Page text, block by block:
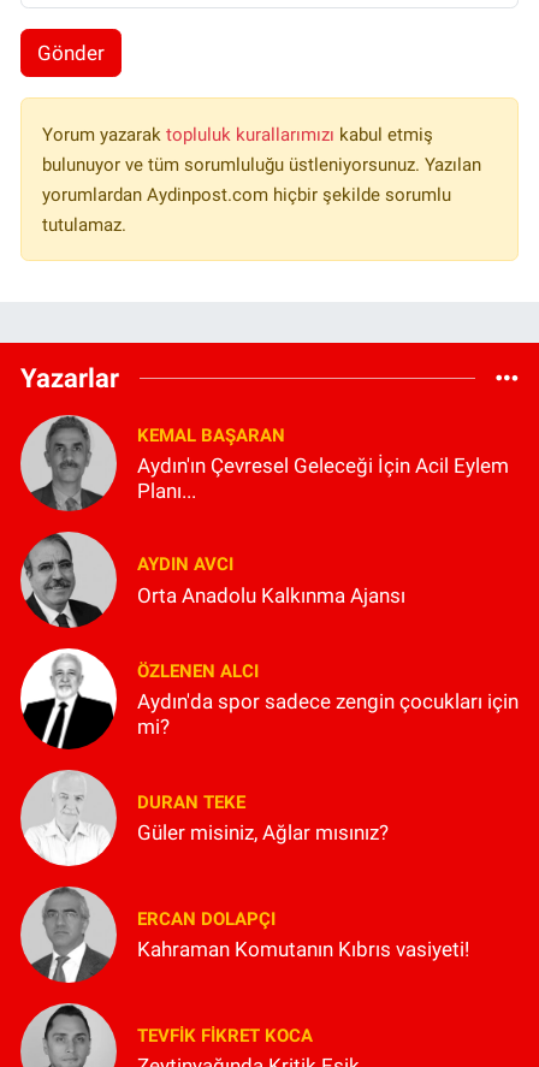
Gönder
Yorum yazarak topluluk kurallarımızı kabul etmiş
bulunuyor ve tüm sorumluluğu üstleniyorsunuz. Yazılan
yorumlardan Aydinpost.com hiçbir şekilde sorumlu
tutulamaz.
Yazarlar
KEMAL BAŞARAN
Aydın'ın Çevresel Geleceği İçin Acil Eylem
Planı...
AYDIN AVCI
Orta Anadolu Kalkınma Ajansı
ÖZLENEN ALCI
Aydın'da spor sadece zengin çocukları için
mi?
DURAN TEKE
Güler misiniz, Ağlar mısınız?
ERCAN DOLAPÇI
Kahraman Komutanın Kıbrıs vasiyeti!
TEVFIK FIKRET KOCA